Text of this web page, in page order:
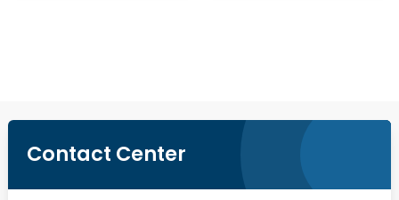
Contact Center